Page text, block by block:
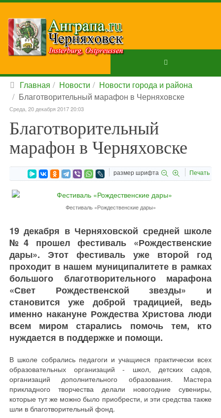
Главная Новости
Новости города и района
Благотворительный марафон в Черняховске
Среда, 20 декабря 2017 20:03
Благотворительный
марафон в Черняховске
размер шрифта Печать
Фестиваль «Рождественские дары»
19 декабря в Черняховской средней школе
№4 прошел фестиваль «Рождественские
дары». Этот фестиваль уже второй год
проходит в нашем муниципалитете в рамках
большого благотворительного марафона
«Свет Рождественской звезды» и
становится уже доброй традицией, ведь
именно накануне Рождества Христова люди
всем миром старались помочь тем, кто
нуждается в поддержке и помощи.
В школе собрались педагоги и учащиеся практически всех
образовательных организаций - школ, детских садов,
организаций дополнительного образования. Мастера
прикладного творчества делали новогодние сувениры,
которые тут же можно было приобрести, и эти средства также
шли в благотворительный фонд.